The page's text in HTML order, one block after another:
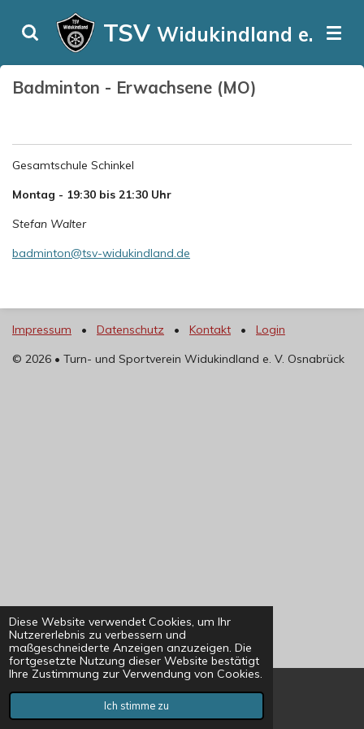
Diese Website verwendet Cookies, um Ihr
Nutzererlebnis zu verbessern und
maßgeschneiderte Anzeigen anzuzeigen. Die
fortgesetzte Nutzung dieser Website bestätigt
Ihre Zustimmung zur Verwendung von Cookies.
Ich stimme zu
Hauptinhalt
TSV Widukindland e. V.
Badminton - Erwachsene (MO)
Gesamtschule Schinkel
Montag - 19:30 bis 21:30 Uhr
Stefan Walter
badminton@tsv-widukindland.de
Impressum • Datenschutz • Kontakt • Login
© 2026 • Turn- und Sportverein Widukindland e. V. Osnabrück
E-Mail